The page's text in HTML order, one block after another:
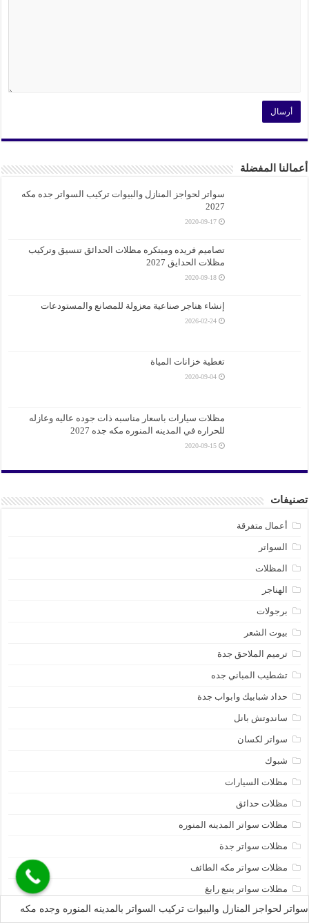
أعمالنا المفضلة
سواتر لحواجز المنازل والبيوات تركيب السواتر جده مكه
2027
2020-09-17
تصاميم فريده ومبتكره مظلات الحدائق تنسيق وتركيب
مظلات الحدايق 2027
2020-09-18
إنشاء هناجر صناعية معزولة للمصانع والمستودعات
2026-02-24
تغطية خزانات المياة
2020-09-04
مظلات سيارات باسعار مناسبه ذات جوده عاليه وعازله
للحراره في المدينه المنوره مكه جده 2027
2020-09-15
تصنيفات
أعمال متفرقة
السواتر
المظلات
الهناجر
برجولات
بيوت الشعر
ترميم الملاحق جدة
تشطيب المباني جده
حداد شبابيك وابواب جدة
ساندوتش بانل
سواتر لكسان
شبوك
مظلات السيارات
مظلات حدائق
مظلات سواتر المدينه المنوره
مظلات سواتر جدة
مظلات سواتر مكه الطائف
مظلات سواتر ينبع رابغ
مظلات وسواتر فنون الظل
سواتر لحواجز المنازل والبيوات تركيب السواتر بالمدينه المنوره وجده مكه